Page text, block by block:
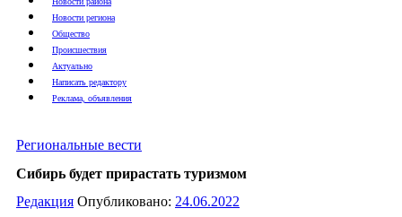
Новости региона
Общество
Происшествия
Актуально
Написать редактору
Реклама, объявления
Региональные вести
Сибирь будет прирастать туризмом
Редакция Опубликовано: 24.06.2022